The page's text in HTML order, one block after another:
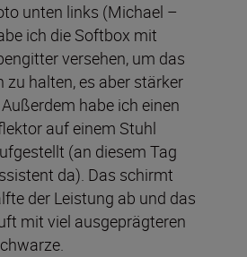
unten links (Michael –
ich die Softbox mit
versehen, um das
zu halten, es aber stärker
habe ich einen
auf einem Stuhl
(an diesem Tag
da). Das schirmt
der Leistung ab und das
mit viel ausgeprägteren